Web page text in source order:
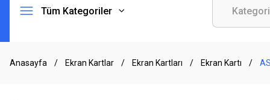
Tüm Kategoriler
Anasayfa Ekran Kartlar Ekran Kartları Ekran Kartı